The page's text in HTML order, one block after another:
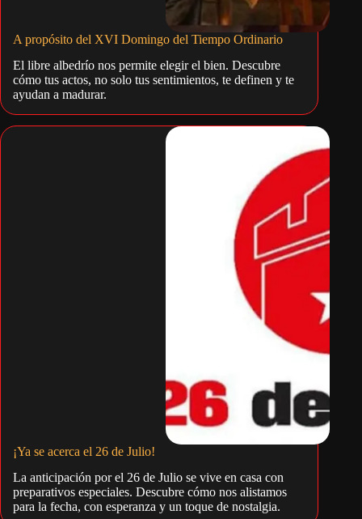
A propósito del XVI Domingo del Tiempo Ordinario
El libre albedrío nos permite elegir el bien. Descubre
cómo tus actos, no solo tus sentimientos, te definen y te
ayudan a madurar.
¡Ya se acerca el 26 de Julio!
La anticipación por el 26 de Julio se vive en casa con
preparativos especiales. Descubre cómo nos alistamos
para la fecha, con esperanza y un toque de nostalgia.